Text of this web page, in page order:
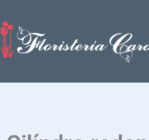
al
contenido